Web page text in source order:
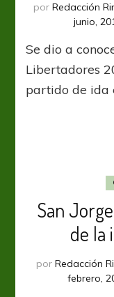
por Redacción
junio,
Se dio a
Libertadores
partido de ida
San
de la
por Redacción
febrero,